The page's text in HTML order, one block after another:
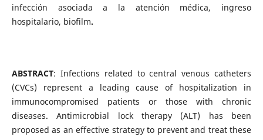
infección asociada a la atención médica, ingreso
hospitalario, biofilm.
ABSTRACT: Infections related to central venous catheters
(CVCs) represent a leading cause of hospitalization in
immunocompromised patients or those with chronic
diseases. Antimicrobial lock therapy (ALT) has been
proposed as an effective strategy to prevent and treat these